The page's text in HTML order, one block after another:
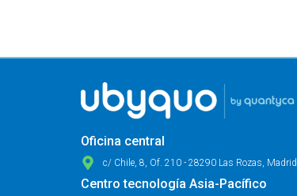
Oficina central
c/ Chile, 8, Of. 210 - 28290 Las Rozas, Madrid
Centro tecnología Asia-Pacífico